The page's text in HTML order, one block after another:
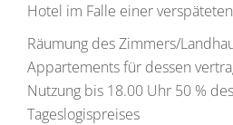
Hotel im Falle einer verspäteten
Räumung des Zimmers/
Appartements für dessen
Nutzung bis 18.00 Uhr 50 %
Tageslogispreises